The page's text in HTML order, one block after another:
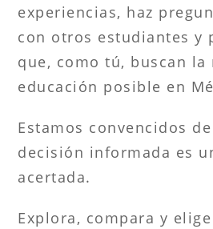
experiencias, haz
con otros estudiantes y
que, como tú, buscan la
educación posible en
Estamos convencidos
decisión informada es
acertada.
Explora, compara y